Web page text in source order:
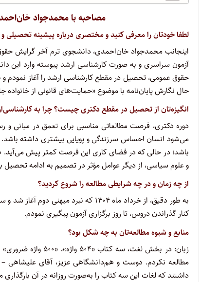
مصاحبه با محمدجواد خان‌احمدی، رتبه ۳ آزمون دکتری حقوق
لطفا خودتان را معرفی کنید و مختصری درباره پیشینه تحصیلی
حال نگارش پایان‌نامه با موضوع «حمایت‌های قانونی از
انگیزه‌تان از تحصیل در مقطع دکتری چیست؟ چرا به
دوره دکتری، فرصت مطالعاتی مناسبی برای تعمق در مبانی
می‌شود انسان احساس سرزندگی و پویایی بیشتری داشته باشد.
باشد؛ در حالی که در فضای کاری این فرصت کمتر پیش می‌آید.
و علوم سیاسی، از دیگر عوامل مؤثر در تصمیم به ادامه
از چه زمان و در چه شرایطی مطالعه را شروع کردید؟
به طور دقیق، از خرداد ماه ۱۴۰۴ که
کنار گذراندن دروس، تا روز برگزاری آزمون پیگیری نمودم.
منابع و شیوه مطالعه‌تان به چه شکل بود؟
مطالعه نکردم. دوست و هم‌دانشگاهی عزیز، آقای علیشاهی
داشتند که لغات این سه کتاب را به‌صورت روزانه در آن